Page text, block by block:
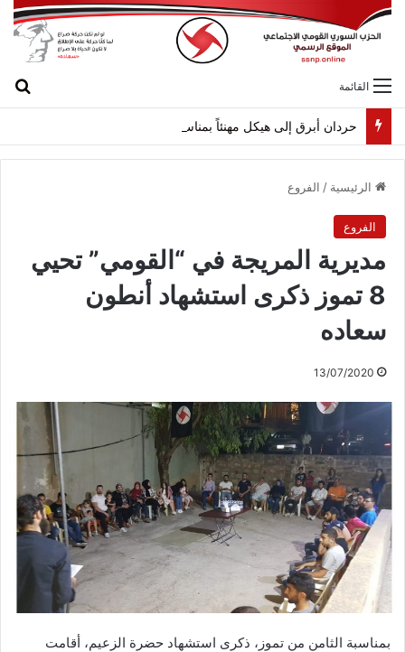
القائمة
حردان أبرق إلى هيكل مهنئاً بمناسبة عيد الجيش
الرئيسية / الفروع
الفروع
مديرية المريجة في “القومي” تحيي
8 تموز ذكرى استشهاد أنطون
سعاده
13/07/2020
بمناسبة الثامن من تموز، ذكرى استشهاد حضرة الزعيم، أقامت